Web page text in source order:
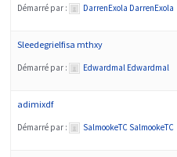
Démarré par : DarrenExola DarrenExola
Sleedegrielfisa mthxy
Démarré par : Edwardmal Edwardmal
adimixdf
Démarré par : SalmookeTC SalmookeTC